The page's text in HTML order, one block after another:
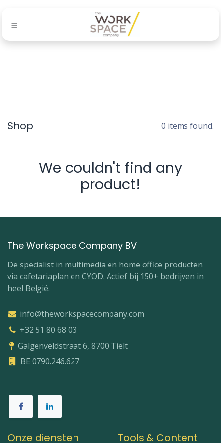
Shop 0 items found.
We couldn't find any
product!
The Workspace Company BV
De specialist in multimedia en home office producten
via cafetariaplan en CYOD. Actief bij 150+ bedrijven in
heel België.
info@theworkspacecompany.com
+32 51 80 68 03
Galgenveldstraat 6, 8700 Tielt
BE 0790.246.627
Onze diensten Tools & Content